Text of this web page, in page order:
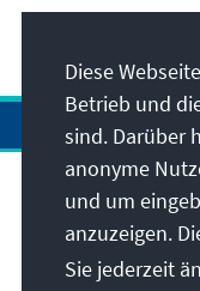
Anschrift
Kontakt
Diese
Betrieb und
sind. Darüber
anonyme
und um
anzuzeigen.
Sie jederzeit